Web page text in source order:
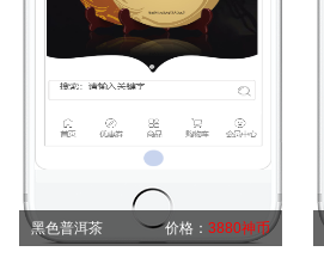
黑色普洱茶 价格： 3880神币